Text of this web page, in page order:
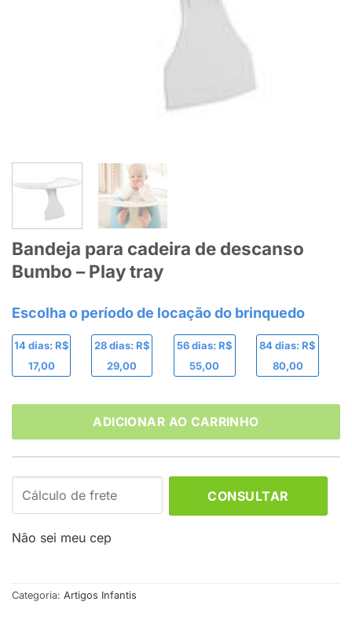
Bandeja para cadeira de descanso
Bumbo – Play tray
14 dias: R$
17,00
28 dias: R$
29,00
56 dias: R$
55,00
84 dias: R$
80,00
ADICIONAR AO CARRINHO
CONSULTAR
Não sei meu cep
Categoria: Artigos Infantis